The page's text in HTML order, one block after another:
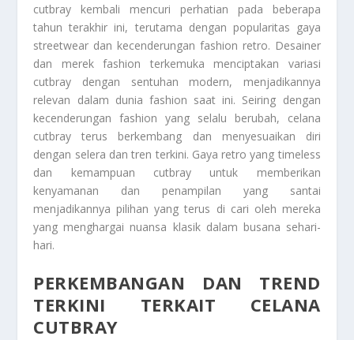
cutbray kembali mencuri perhatian pada beberapa
tahun terakhir ini, terutama dengan popularitas gaya
streetwear dan kecenderungan fashion retro. Desainer
dan merek fashion terkemuka menciptakan variasi
cutbray dengan sentuhan modern, menjadikannya
relevan dalam dunia fashion saat ini. Seiring dengan
kecenderungan fashion yang selalu berubah, celana
cutbray terus berkembang dan menyesuaikan diri
dengan selera dan tren terkini. Gaya retro yang timeless
dan kemampuan cutbray untuk memberikan
kenyamanan dan penampilan yang santai
menjadikannya pilihan yang terus di cari oleh mereka
yang menghargai nuansa klasik dalam busana sehari-
hari.
PERKEMBANGAN DAN TREND
TERKINI TERKAIT CELANA
CUTBRAY